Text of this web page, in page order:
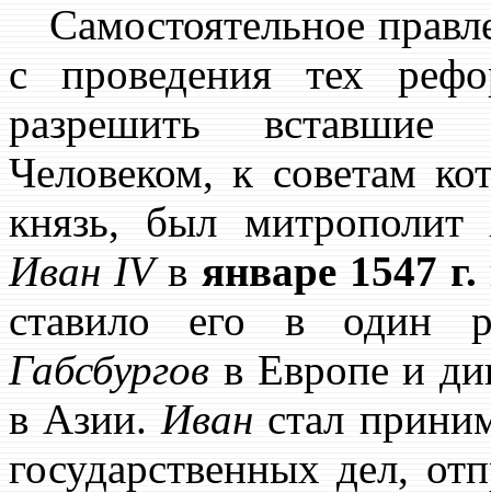
Самостоятельное
с проведения тех
разрешить
Человеком, к советам
князь, был митрополит
Иван IVв январе 1547 г.
ставило его в один
Габсбургов в Европе и
в Азии.Иван стал
государственных дел,